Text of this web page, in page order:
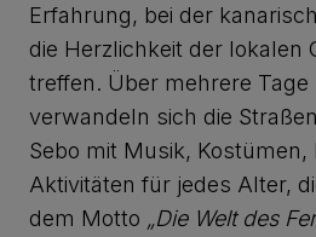
Erfahrung, bei der
die Herzlichkeit der lokalen
treffen. Über mehrere Tage
verwandeln sich die
Sebo mit Musik, Kostümen,
Aktivitäten für jedes Alter,
dem Motto „Die Welt des